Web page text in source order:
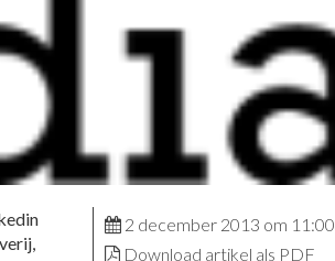
2 december 2013 om 11:00
Download artikel als PDF